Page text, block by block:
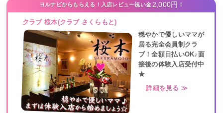
ヨルナビからもらえる！入店レビュー祝い金 2,000円 ！
クラブ 桜本(クラブ さくらもと)
穏やかで優しいママが
居る完全会員制クラ
ブ！全額日払いOK♪面
接後の体験入店受付中
★
詳細を見る ≫